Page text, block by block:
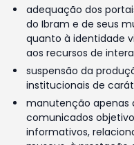
adequação dos
do Ibram e de seus
quanto à identidade
aos recursos de
suspensão da
institucionais de
manutenção apenas
comunicados
informativos,